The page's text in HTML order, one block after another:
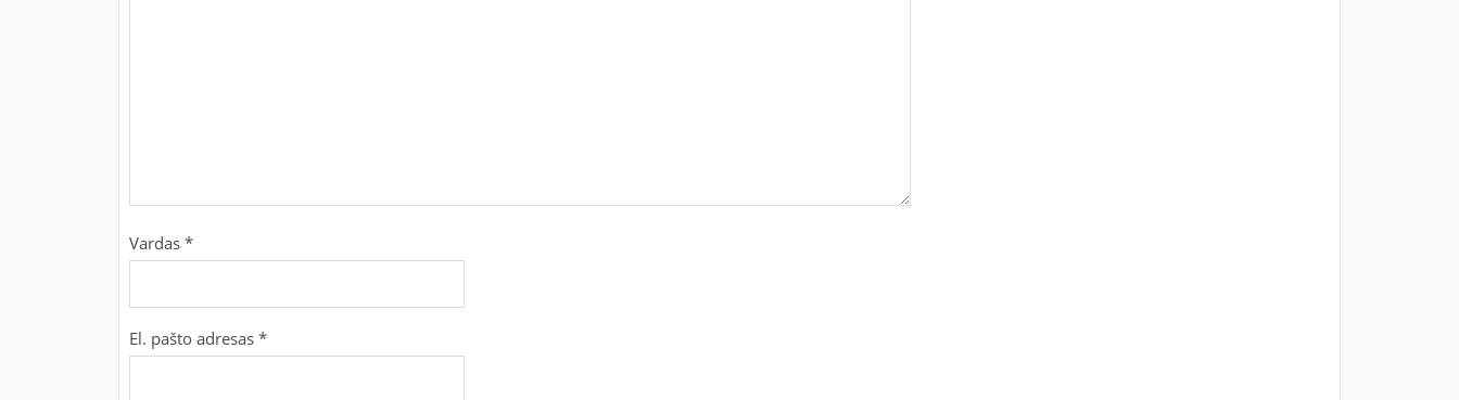
Vardas *
El. pašto adresas *